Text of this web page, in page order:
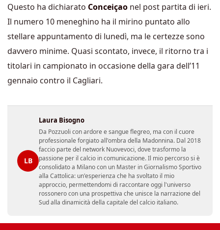
Questo ha dichiarato Conceiçao nel post partita di ieri.
Il numero 10 meneghino ha il mirino puntato allo
stellare appuntamento di lunedì, ma le certezze sono
davvero minime. Quasi scontato, invece, il ritorno tra i
titolari in campionato in occasione della gara dell’11
gennaio contro il Cagliari.
LB
Laura Bisogno
Da Pozzuoli con ardore e sangue flegreo, ma con il cuore
professionale forgiato all'ombra della Madonnina. Dal 2018
faccio parte del network Nuovevoci, dove trasformo la
passione per il calcio in comunicazione. Il mio percorso si è
consolidato a Milano con un Master in Giornalismo Sportivo
alla Cattolica: un'esperienza che ha svoltato il mio
approccio, permettendomi di raccontare oggi l'universo
rossonero con una prospettiva che unisce la narrazione del
Sud alla dinamicità della capitale del calcio italiano.